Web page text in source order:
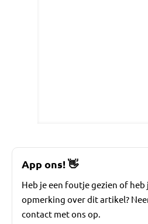
App ons!👋
Heb je een foutje gezien of heb
opmerking over dit artikel?
contact met ons op.